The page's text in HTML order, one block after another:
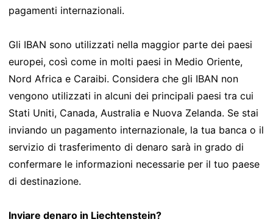
pagamenti internazionali.
Gli IBAN sono utilizzati nella maggior parte dei paesi
europei, così come in molti paesi in Medio Oriente,
Nord Africa e Caraibi. Considera che gli IBAN non
vengono utilizzati in alcuni dei principali paesi tra cui
Stati Uniti, Canada, Australia e Nuova Zelanda. Se stai
inviando un pagamento internazionale, la tua banca o il
servizio di trasferimento di denaro sarà in grado di
confermare le informazioni necessarie per il tuo paese
di destinazione.
Inviare denaro in Liechtenstein?